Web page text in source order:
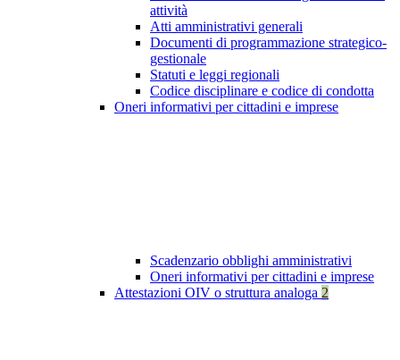
attività
Atti amministrativi generali
Documenti di programmazione strategico-
gestionale
Statuti e leggi regionali
Codice disciplinare e codice di condotta
Oneri informativi per cittadini e imprese
Scadenzario obblighi amministrativi
Oneri informativi per cittadini e imprese
Attestazioni OIV o struttura analoga 2